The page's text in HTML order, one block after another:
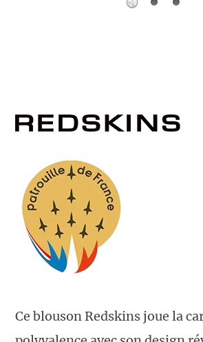
Ce blouson Redskins joue la